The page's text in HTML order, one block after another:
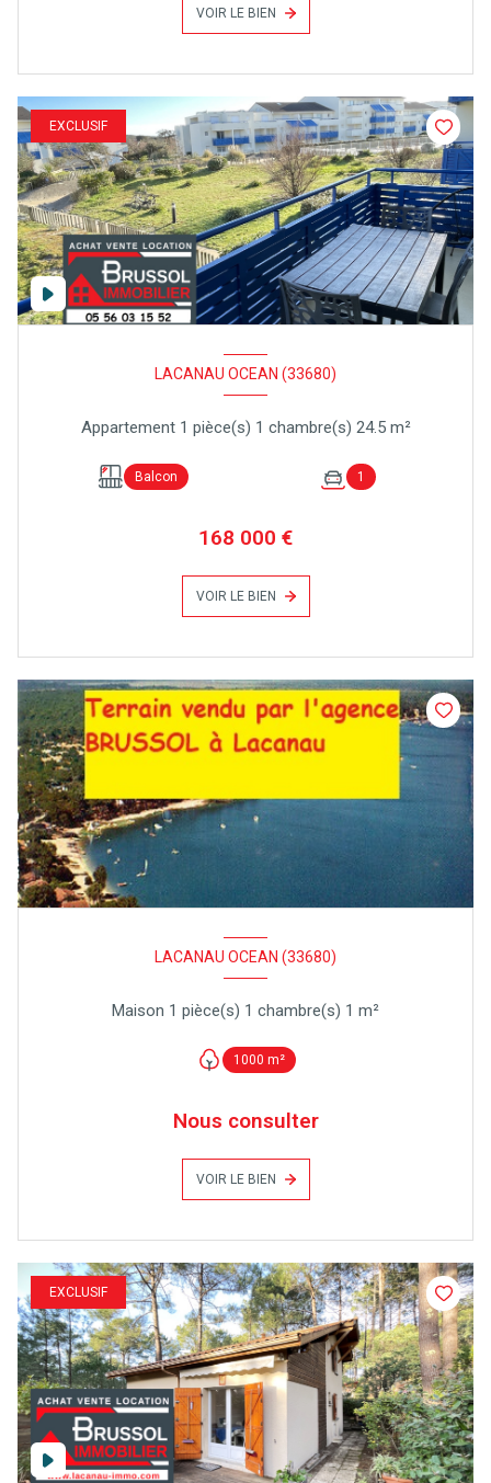
VOIR LE BIEN
EXCLUSIF
LACANAU OCEAN (33680)
Appartement 1 pièce(s) 1 chambre(s) 24.5 m²
Balcon 1
168 000 €
VOIR LE BIEN
LACANAU OCEAN (33680)
Maison 1 pièce(s) 1 chambre(s) 1 m²
1000 m²
Nous consulter
VOIR LE BIEN
EXCLUSIF